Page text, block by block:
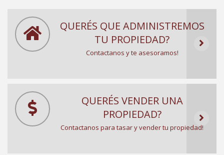
QUERÉS QUE ADMINISTREMOS
TU PROPIEDAD?
Contactanos y te asesoramos!
QUERÉS VENDER UNA
PROPIEDAD?
Contactanos para tasar y vender tu propiedad!